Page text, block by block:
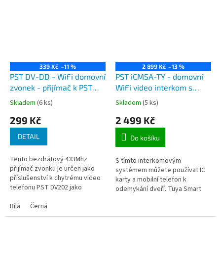
339 Kč –11 %
PST DV-DD - WiFi domovní
zvonek - přijímač k PST
DV202 TuyaSmart
Skladem (6 ks)
299 Kč
DETAIL
Tento bezdrátový 433Mhz
přijímač zvonku je určen jako
příslušenství k chytrému video
telefonu PST DV202 jako
Jednoduše jej zapojíte do
síťové...
Bílá Černá
2 899 Kč –13 %
PST iCMSA-TY - domovní
WiFi video interkom s
integrovanou 2MP
kamerou s nočním
viděním, RFID čtečkou,
IP65, pro aplikaci Tuya
Smart
Skladem (5 ks)
2 499 Kč
Do košíku
S tímto interkomovým
systémem můžete používat IC
karty a mobilní telefon k
odemykání dveří. Tuya Smart
bezpečnostní řešení 2v1...